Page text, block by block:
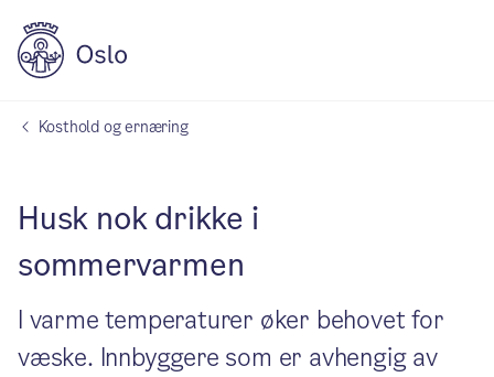
Kosthold og ernæring
Husk nok drikke i
sommervarmen
I varme temperaturer øker behovet for
væske. Innbyggere som er avhengig av